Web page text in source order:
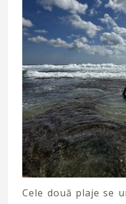
Cele două plaje se